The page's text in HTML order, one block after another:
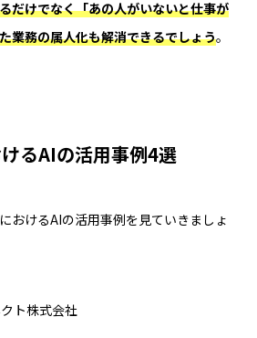
だけでなく「あの人がいないと仕事が
務の属人化も解消できるでしょう。
るAIの活用事例4選
おけるAIの活用事例を見ていきましょ
ト株式会社